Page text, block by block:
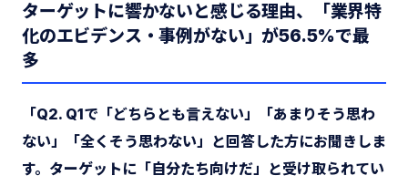
ターゲットに響かないと感じる理由、「業界特
化のエビデンス・事例がない」が56.5%で最
多
「Q2. Q1で「どちらとも言えない」「あまりそう思わ
ない」「全くそう思わない」と回答した方にお聞きしま
す。ターゲットに「自分たち向けだ」と受け取られてい